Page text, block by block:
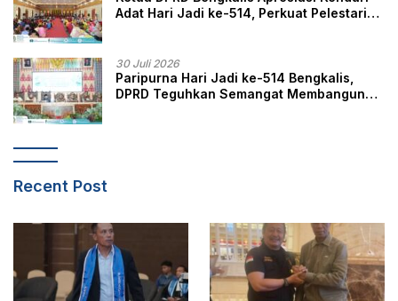
Adat Hari Jadi ke-514, Perkuat Pelestarian
30 Juli 2026
Paripurna Hari Jadi ke-514 Bengkalis,
DPRD Teguhkan Semangat Membangun
Recent Post